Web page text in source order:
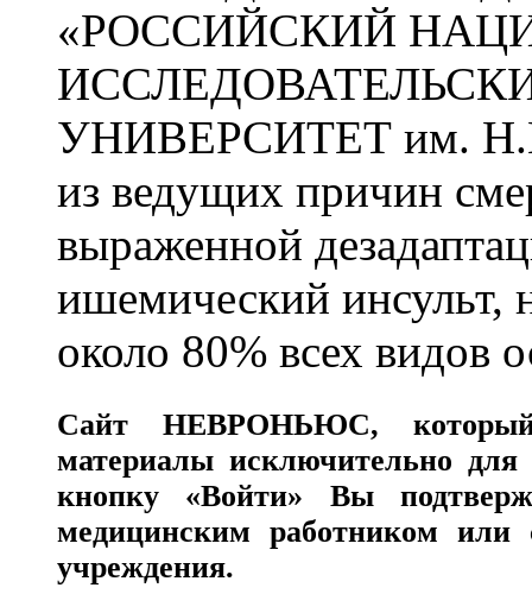
«РОССИЙСКИЙ
УНИВЕРСИТЕТ им.
из ведущих причин
выраженной
ишемический инсульт,
около 80% всех видов
СайтНЕВРОНЬЮС,
материалы исключительно для
кнопку «Войти» Вы
медицинским работником или
учреждения.